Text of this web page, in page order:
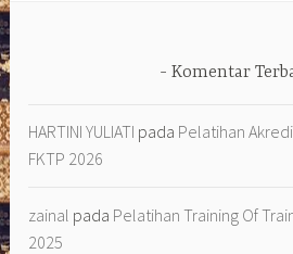
Komentar
HARTINI YULIATI pada Pelatihan
FKTP 2026
zainal pada Pelatihan Training Of
2025